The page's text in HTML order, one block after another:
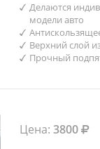
Делаются
модели авто
Верхний слой
Прочный
Цена:3800